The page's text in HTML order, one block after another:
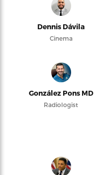
Dennis Dávila
Cinema
González Pons MD
Radiologist